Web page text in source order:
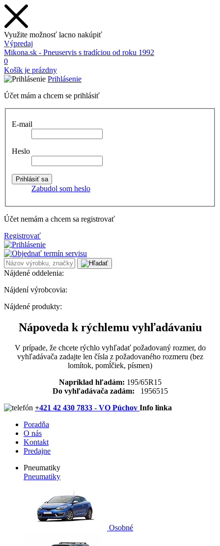
Využite možnosť lacno nakúpiť
Výpredaj
Mikona.sk - Pneuservis s tradíciou od roku 1992
0
Košík je prázdny
Prihlásenie
Účet mám a chcem se prihlásiť
E-mail
Heslo
Zabudol som heslo
Účet nemám a chcem sa registrovať
Registrovať
Nájdené oddelenia:
Nájdení výrobcovia:
Nájdené produkty:
Nápoveda k rýchlemu vyhľadávaniu
V prípade, že chcete rýchlo vyhľadať požadovaný rozmer, do
vyhľadávača zadajte len čísla z požadovaného rozmeru (bez
lomítok, pomĺčiek, písmen)
Napríklad hľadám: 195/65R15
Do vyhľadávača zadám: 1956515
+421 42 430 7833 - VO Púchov Info linka
Poradňa
O nás
Kontakt
Predajne
Pneumatiky
Pneumatiky
Osobné